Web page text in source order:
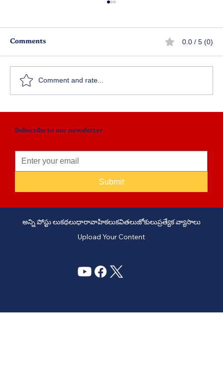
పరిమళ ప్రసాదం
Comments 0.0 / 5 (0)
Comment and rate...
Subscribe to our newsletter
Submit
అన్ని పోస్టు లుకథలుధారావాహికలుకవితలుజోకులుప్రత్యేక వ్యాసాలు
Upload Your Content